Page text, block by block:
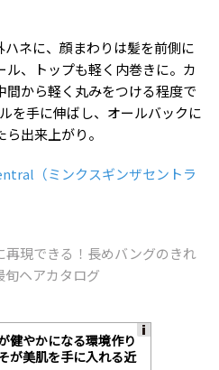
ネに、顔まわりは髪を前側に
、トップも軽く内巻きに。カ
から軽く丸みをつける程度で
を手に伸ばし、オールバックに
出来上がり。
（ミンクスギンザセントラ
現できる！長めバングのきれ
旬ヘアカタログ
健やかになる環境作り
が美肌を手に入れる近